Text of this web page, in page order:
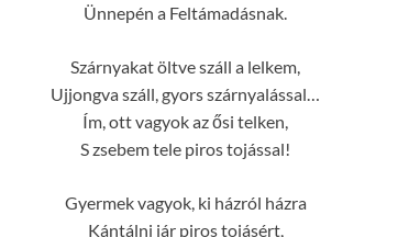
Ünnepén a Feltámadásnak.
Szárnyakat öltve száll a lelkem,
Ujjongva száll, gyors szárnyalással…
Ím, ott vagyok az ősi telken,
S zsebem tele piros tojással!
Gyermek vagyok, ki házról házra
Kántálni jár piros tojásért,